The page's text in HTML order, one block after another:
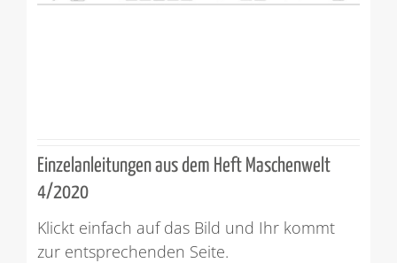
Einzelanleitungen aus dem Heft Maschenwelt
4/2020
Klickt einfach auf das Bild und Ihr kommt
zur entsprechenden Seite.